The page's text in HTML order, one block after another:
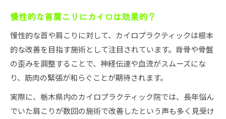
カイロプラクティック施術後のセルフケアと注
意点
慢性的な首肩こりにカイロは効果的？
慢性的な首や肩こりに対して、カイロプラクティックは根本
的な改善を目指す施術として注目されています。背骨や骨盤
の歪みを調整することで、神経伝達や血流がスムーズにな
り、筋肉の緊張が和らぐことが期待されます。
実際に、栃木県内のカイロプラクティック院では、長年悩ん
でいた肩こりが数回の施術で改善したという声も多く見受け